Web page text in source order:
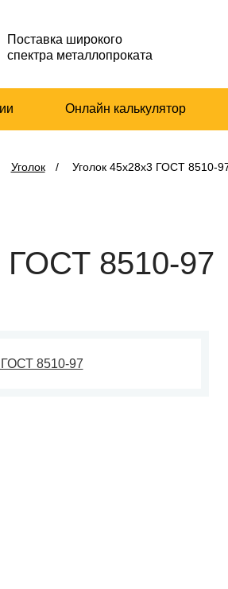
Поставка широкого
спектра металлопроката
Онлайн калькулятор
Уголок / Уголок 45х28х3 ГОСТ 8510-
ГОСТ 8510-97